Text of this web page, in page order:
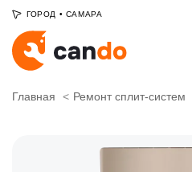
ГОРОД • САМАРА
Главная Ремонт сплит-систем